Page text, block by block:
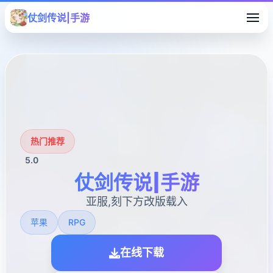
仗剑传说|手游
热门推荐
5.0
仗剑传说|手游
亚服,刻下方改版载入
苹果 RPG
在线下载